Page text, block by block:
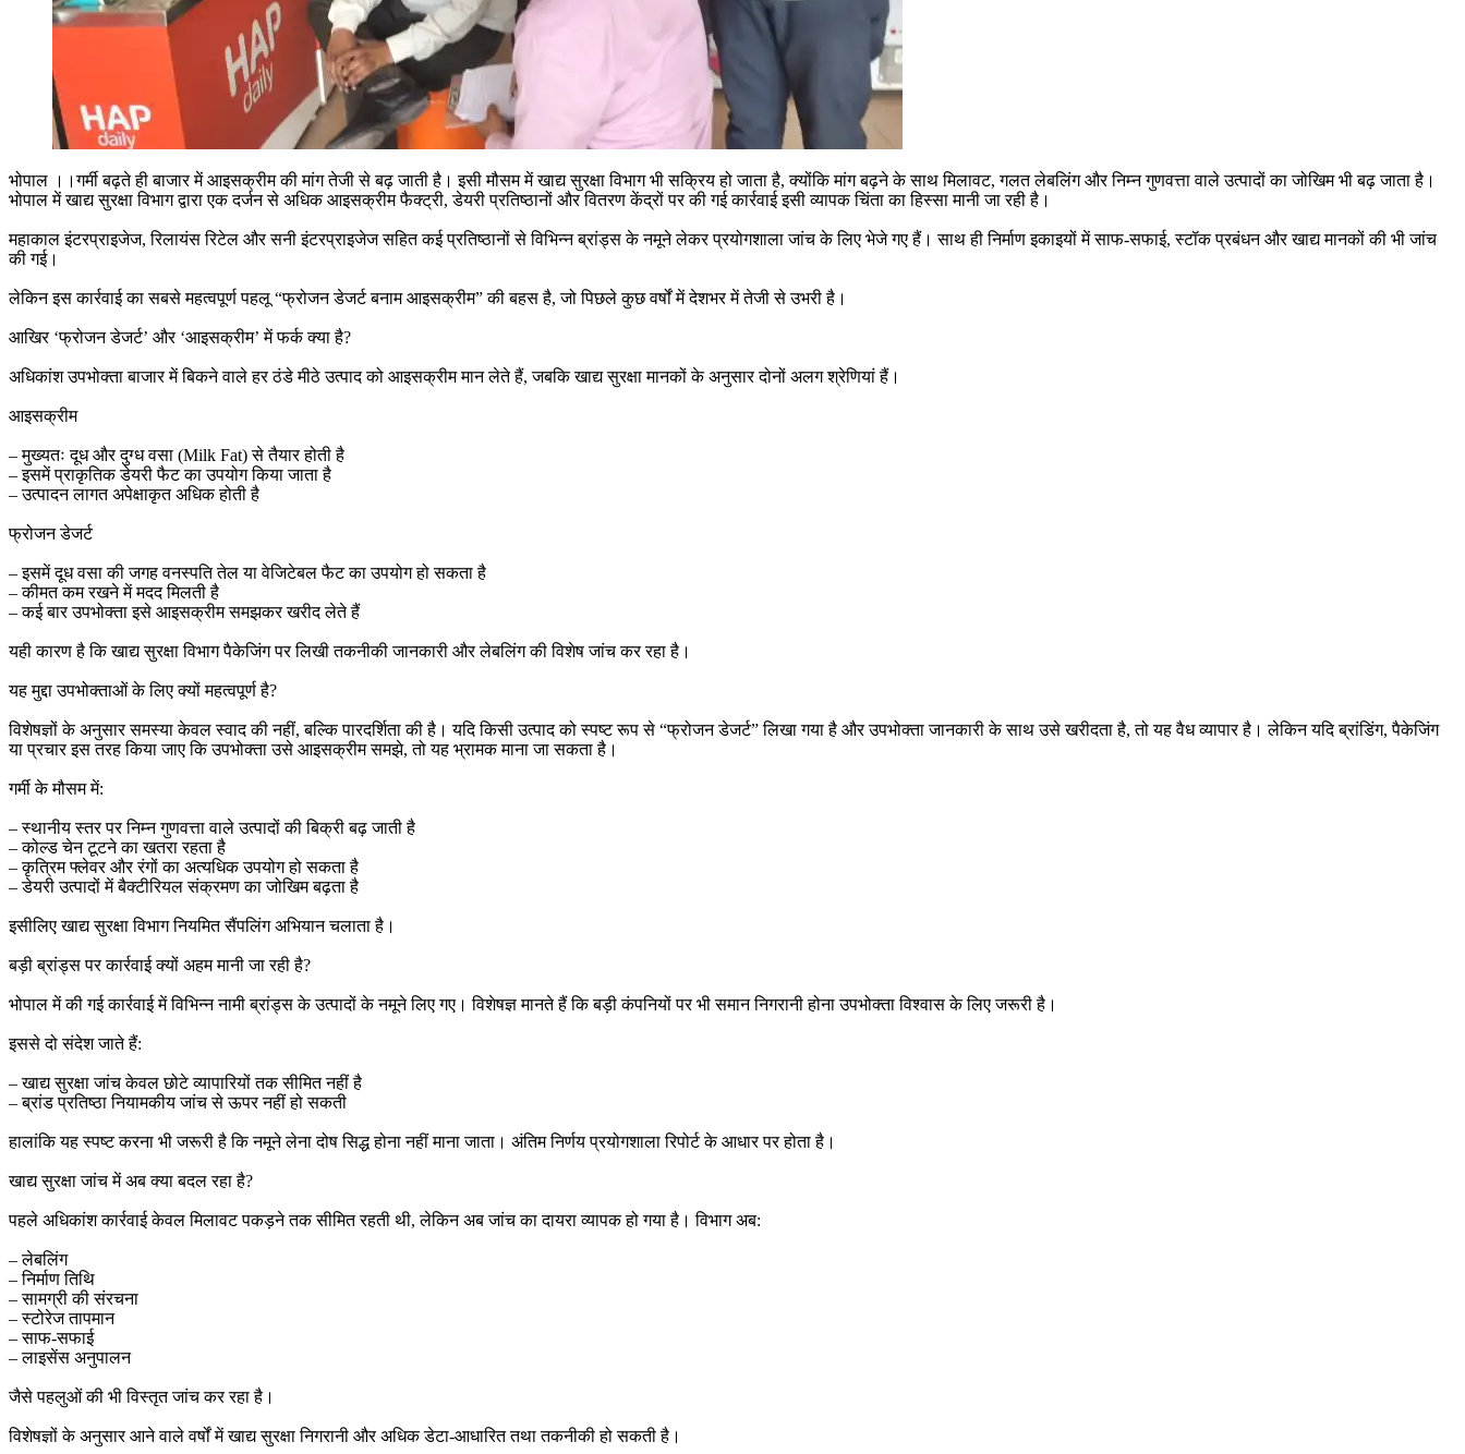
भोपाल ।।गर्मी बढ़ते ही बाजार में आइसक्रीम की मांग तेजी से बढ़ जाती है। इसी मौसम में खाद्य सुरक्षा विभाग भी सक्रिय हो जाता है, क्योंकि मांग बढ़ने के साथ मिलावट, गलत लेबलिंग और निम्न गुणवत्ता वाले उत्पादों का जोखिम भी बढ़ जाता है।
भोपाल में खाद्य सुरक्षा विभाग द्वारा एक दर्जन से अधिक आइसक्रीम फैक्ट्री, डेयरी प्रतिष्ठानों और वितरण केंद्रों पर की गई कार्रवाई इसी व्यापक चिंता का हिस्सा मानी जा रही है।
महाकाल इंटरप्राइजेज, रिलायंस रिटेल और सनी इंटरप्राइजेज सहित कई प्रतिष्ठानों से विभिन्न ब्रांड्स के नमूने लेकर प्रयोगशाला जांच के लिए भेजे गए हैं। साथ ही निर्माण इकाइयों में साफ-सफाई, स्टॉक प्रबंधन और खाद्य मानकों की भी जांच
की गई।
लेकिन इस कार्रवाई का सबसे महत्वपूर्ण पहलू “फ्रोजन डेजर्ट बनाम आइसक्रीम” की बहस है, जो पिछले कुछ वर्षों में देशभर में तेजी से उभरी है।
आखिर ‘फ्रोजन डेजर्ट’ और ‘आइसक्रीम’ में फर्क क्या है?
अधिकांश उपभोक्ता बाजार में बिकने वाले हर ठंडे मीठे उत्पाद को आइसक्रीम मान लेते हैं, जबकि खाद्य सुरक्षा मानकों के अनुसार दोनों अलग श्रेणियां हैं।
आइसक्रीम
– मुख्यतः दूध और दुग्ध वसा (Milk Fat) से तैयार होती है
– इसमें प्राकृतिक डेयरी फैट का उपयोग किया जाता है
– उत्पादन लागत अपेक्षाकृत अधिक होती है
फ्रोजन डेजर्ट
– इसमें दूध वसा की जगह वनस्पति तेल या वेजिटेबल फैट का उपयोग हो सकता है
– कीमत कम रखने में मदद मिलती है
– कई बार उपभोक्ता इसे आइसक्रीम समझकर खरीद लेते हैं
यही कारण है कि खाद्य सुरक्षा विभाग पैकेजिंग पर लिखी तकनीकी जानकारी और लेबलिंग की विशेष जांच कर रहा है।
यह मुद्दा उपभोक्ताओं के लिए क्यों महत्वपूर्ण है?
विशेषज्ञों के अनुसार समस्या केवल स्वाद की नहीं, बल्कि पारदर्शिता की है। यदि किसी उत्पाद को स्पष्ट रूप से “फ्रोजन डेजर्ट” लिखा गया है और उपभोक्ता जानकारी के साथ उसे खरीदता है, तो यह वैध व्यापार है। लेकिन यदि ब्रांडिंग, पैकेजिंग
या प्रचार इस तरह किया जाए कि उपभोक्ता उसे आइसक्रीम समझे, तो यह भ्रामक माना जा सकता है।
गर्मी के मौसम में:
– स्थानीय स्तर पर निम्न गुणवत्ता वाले उत्पादों की बिक्री बढ़ जाती है
– कोल्ड चेन टूटने का खतरा रहता है
– कृत्रिम फ्लेवर और रंगों का अत्यधिक उपयोग हो सकता है
– डेयरी उत्पादों में बैक्टीरियल संक्रमण का जोखिम बढ़ता है
इसीलिए खाद्य सुरक्षा विभाग नियमित सैंपलिंग अभियान चलाता है।
बड़ी ब्रांड्स पर कार्रवाई क्यों अहम मानी जा रही है?
भोपाल में की गई कार्रवाई में विभिन्न नामी ब्रांड्स के उत्पादों के नमूने लिए गए। विशेषज्ञ मानते हैं कि बड़ी कंपनियों पर भी समान निगरानी होना उपभोक्ता विश्वास के लिए जरूरी है।
इससे दो संदेश जाते हैं:
– खाद्य सुरक्षा जांच केवल छोटे व्यापारियों तक सीमित नहीं है
– ब्रांड प्रतिष्ठा नियामकीय जांच से ऊपर नहीं हो सकती
हालांकि यह स्पष्ट करना भी जरूरी है कि नमूने लेना दोष सिद्ध होना नहीं माना जाता। अंतिम निर्णय प्रयोगशाला रिपोर्ट के आधार पर होता है।
खाद्य सुरक्षा जांच में अब क्या बदल रहा है?
पहले अधिकांश कार्रवाई केवल मिलावट पकड़ने तक सीमित रहती थी, लेकिन अब जांच का दायरा व्यापक हो गया है। विभाग अब:
– लेबलिंग
– निर्माण तिथि
– सामग्री की संरचना
– स्टोरेज तापमान
– साफ-सफाई
– लाइसेंस अनुपालन
जैसे पहलुओं की भी विस्तृत जांच कर रहा है।
विशेषज्ञों के अनुसार आने वाले वर्षों में खाद्य सुरक्षा निगरानी और अधिक डेटा-आधारित तथा तकनीकी हो सकती है।